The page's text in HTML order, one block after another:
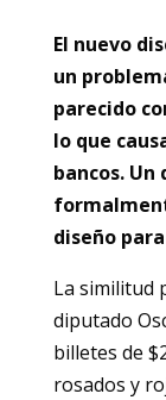
El nuevo
un
parecido
lo que
bancos.
diseño
La similitud
diputado
billetes de
rosados y